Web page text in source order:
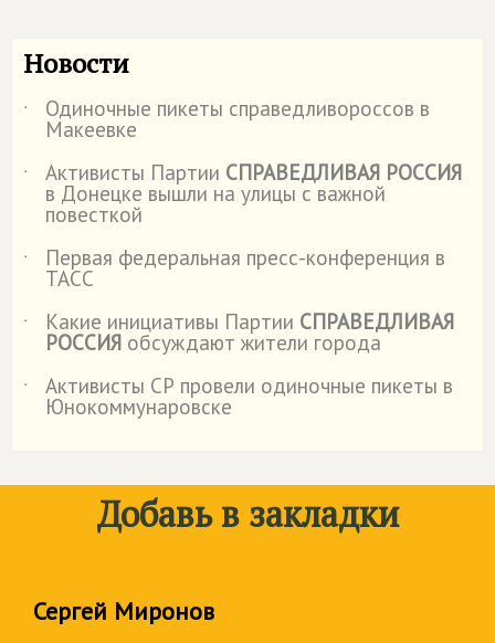
Новости
˙ Одиночные пикеты справедливороссов в
Макеевке
˙
Активисты Партии СПРАВЕДЛИВАЯ РОССИЯ
в Донецке вышли на улицы с важной
повесткой
˙
Первая федеральная пресс-конференция в
ТАСС
˙
Какие инициативы Партии СПРАВЕДЛИВАЯ
РОССИЯ обсуждают жители города
˙
Активисты СР провели одиночные пикеты в
Юнокоммунаровске
Добавь в закладки
Сергей Миронов